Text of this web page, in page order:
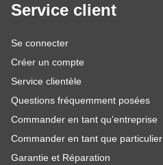
Service client
Se connecter
Créer un compte
Service clientèle
Questions fréquemment posées
Commander en tant qu’entreprise
Commander en tant que particulier
Garantie et Réparation